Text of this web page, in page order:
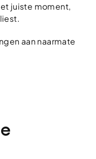
juiste moment,
aan naarmate